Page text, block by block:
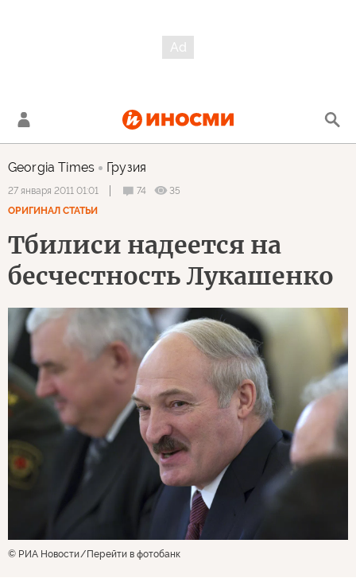
Georgia Times Грузия
27 января 2011 01:01 74
35
ОРИГИНАЛ СТАТЬИ
Тбилиси надеется на
бесчестность Лукашенко
© РИА Новости Перейти в фотобанк